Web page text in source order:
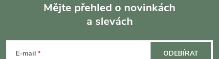
Mějte přehled o novinkách
a slevách
E-mail ODEBÍRAT